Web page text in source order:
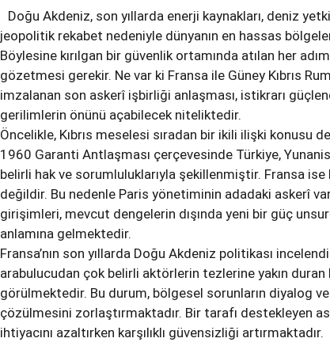
Doğu Akdeniz, son yıllarda enerji kaynakları, deniz
jeopolitik rekabet nedeniyle dünyanın en hassas
Böylesine kırılgan bir güvenlik ortamında atılan her
gözetmesi gerekir. Ne var ki Fransa ile Güney Kıbrıs
imzalanan son askerî işbirliği anlaşması, istikrarı
gerilimlerin önünü açabilecek niteliktedir.
Öncelikle, Kıbrıs meselesi sıradan bir ikili ilişki konusu
1960 Garanti Antlaşması çerçevesinde Türkiye,
belirli hak ve sorumluluklarıyla şekillenmiştir. Fransa
değildir. Bu nedenle Paris yönetiminin adadaki askerî
girişimleri, mevcut dengelerin dışında yeni bir güç
anlamına gelmektedir.
Fransa’nın son yıllarda Doğu Akdeniz politikası
arabulucudan çok belirli aktörlerin tezlerine yakın duran
görülmektedir. Bu durum, bölgesel sorunların diyalog
çözülmesini zorlaştırmaktadır. Bir tarafı destekleyen
ihtiyacını azaltırken karşılıklı güvensizliği artırmaktadır.